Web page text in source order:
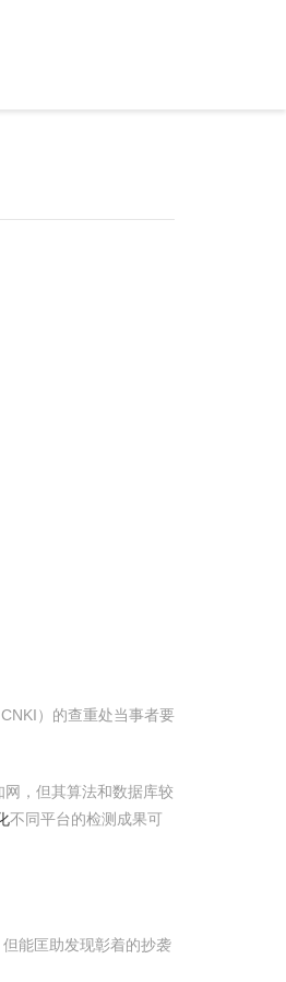
）的查重处当事者要
，但其算法和数据库较
不同平台的检测成果可
能匡助发现彰着的抄袭